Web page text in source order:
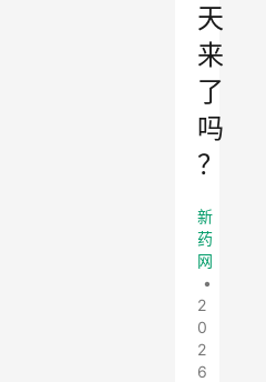
天
来
了
吗
？
新
药
网
•
2
0
2
6